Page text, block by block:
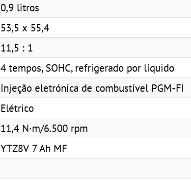
0,9 litros
53,5 x 55,4
11,5 : 1
4 tempos, SOHC, refrigerado por líquido
Injeção eletrónica de combustível PGM-FI
Elétrico
11,4 N·m/6.500 rpm
YTZ8V 7 Ah MF